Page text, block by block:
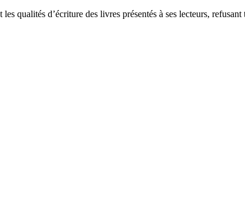
qualités d’écriture des livres présentés à ses lecteurs,